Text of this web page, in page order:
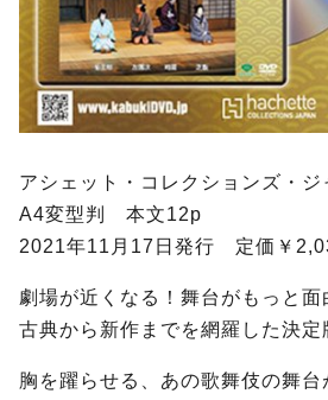
アシェット・コレクションズ・ジ
A4変型判 本文12p
2021年11月17日発行 定価￥
劇場が近くなる！舞台がもっと面
古典から新作までを網羅した決定
胸を躍らせる、あの歌舞伎の舞